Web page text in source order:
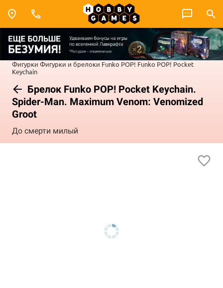
Фигурки Фигурки и брелоки Funko POP! Funko POP! Pocket
Keychain
Брелок Funko POP! Pocket Keychain.
Spider-Man. Maximum Venom: Venomized
Groot
До смерти милый